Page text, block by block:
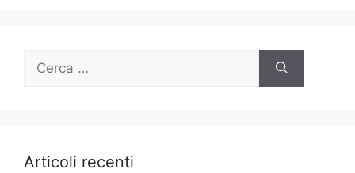
Ricerca
Articoli recenti